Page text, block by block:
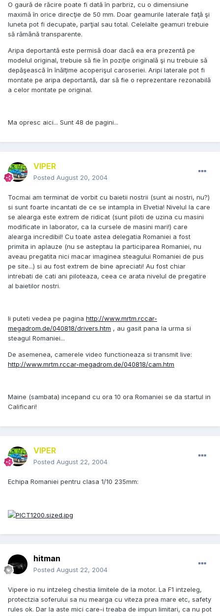
O gaură de răcire poate fi dată în parbriz, cu o dimensiune
maximă în orice direcţie de 50 mm. Doar geamurile laterale faţă şi
luneta pot fi decupate, parţial sau total. Celelalte geamuri trebuie
să rămână transparente.
Aripa deportantă este permisă doar dacă ea era prezentă pe
modelul original, trebuie să fie în poziţie originală şi nu trebuie să
depăşească în înălţime acoperişul caroseriei. Aripi laterale pot fi
montate pe aripa deportantă, dar să fie o reprezentare rezonabilă
a celor montate pe original.
Ma opresc aici... Sunt 48 de pagini...
VIPER
Posted August 20, 2004
Tocmai am terminat de vorbit cu baietii nostrii (sunt ai nostri, nu?)
si sunt foarte incantati de ce se intampla in Elvetia! Nivelul la care
se alearga este extrem de ridicat (sunt piloti de uzina cu masini
modificate in laborator, ca la cursele de masini mari!) care
alearga incredibil! Cu toate astea delegatia Romaniei a fost
primita in aplauze (nu se asteptau la participarea Romaniei, nu
aveau pregatita nici macar imaginea steagului Romaniei de pus
pe site...) si au fost extrem de bine apreciati! Au fost chiar
intrebati de cati ani piloteaza, ceea ce arata nivelul de pregatire
al baietilor nostri.
Ii puteti vedea pe pagina http://www.mrtm.rccar-
megadrom.de/040818/drivers.htm , au gasit pana la urma si
steagul Romaniei...
De asemenea, camerele video functioneaza si transmit live:
http://www.mrtm.rccar-megadrom.de/040818/cam.htm
Maine (sambata) incepand cu ora 10 ora Romaniei se da startul in
Calificari!
VIPER
Posted August 22, 2004
Echipa Romaniei pentru clasa 1/10 235mm:
hitman
Posted August 22, 2004
Vipere io nu intzeleg chestia limitele de la motor. La F1 intzeleg,
protectzia soferului sa nu mearga cu viteza prea mare etc, safety
rules ok. Dar la aste mici care-i treaba de impun limitari, ca nu pot